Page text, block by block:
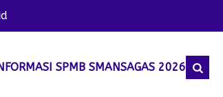
SPMB SMANSAGAS 2026